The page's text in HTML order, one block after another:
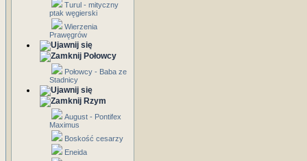
Turul - mityczny
ptak węgierski
Wierzenia
Prawęgrów
Połowcy
Połowcy - Baba ze
Stadnicy
Rzym
August - Pontifex
Maximus
Boskość cesarzy
Eneida